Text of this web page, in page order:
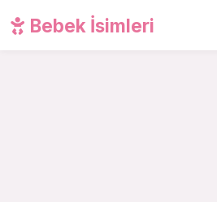
Bebek İsimleri